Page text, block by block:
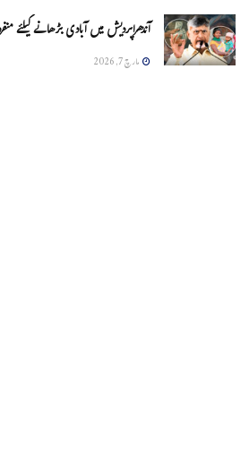
آندھراپردیش میں آبادی بڑھانے کیلئے
مارچ 7, 2026